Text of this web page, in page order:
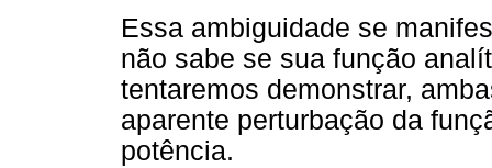
Essa ambiguidade se
não sabe se sua função
tentaremos demonstrar,
aparente perturbação da
potência.